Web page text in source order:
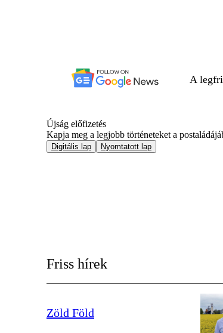
A
Újság előfizetés
Kapja meg a legjobb történeteket a
Digitális lap Nyomtatott lap
Friss hírek
Zöld Föld